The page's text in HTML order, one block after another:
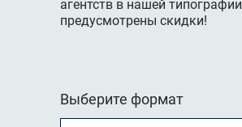
агентств в нашей типографии
предусмотрены скидки!
Выберите формат